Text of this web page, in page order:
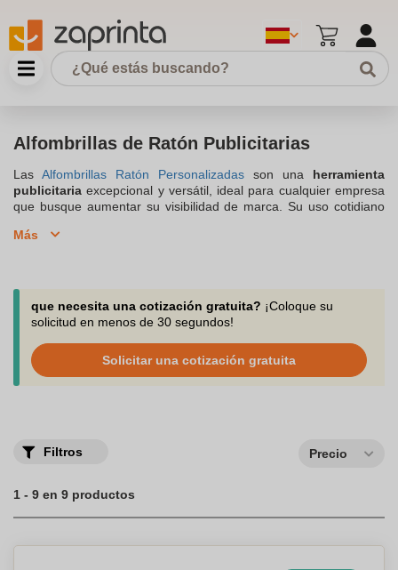
Alfombrillas de Ratón Publicitarias
Las Alfombrillas Ratón Personalizadas son una herramienta
publicitaria excepcional y versátil, ideal para cualquier empresa
que busque aumentar su visibilidad de marca. Su uso cotidiano
mensaje
protegen la superficie de trabajo y reducen el desgaste del ratón.
Son perfectas para distribuir eneventos corporativos, ferias o
como obsequiosa clientes y empleados. Personalizables en
marketing
, reforzando tu identidad corporativa y dejando una
impresión duradera en tu audiencia. Contacta con nuestros
profesionales a través del chat, correo o llamada, si necesitas
Más
que necesita una cotización gratuita? ¡Coloque su
solicitud en menos de 30 segundos!
Solicitar una cotización gratuita
Filtros Precio
1 - 9 en 9 productos